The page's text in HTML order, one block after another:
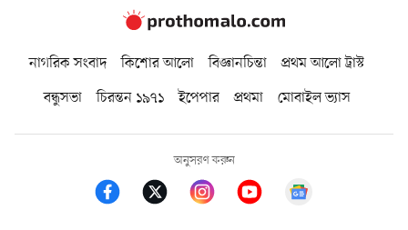
নাগরিক সংবাদ কিশোর আলো বিজ্ঞানচিন্তা
প্রথম আলো ট্রাস্ট
বন্ধুসভা
চিরন্তন ১৯৭১ ইপেপার প্রথমা মোবাইল ভ্যাস
অনুসরণ করুন